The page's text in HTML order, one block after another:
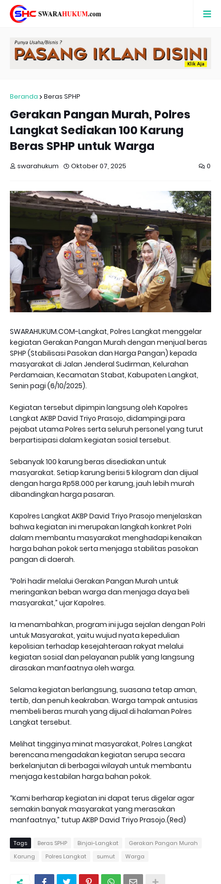
Beranda Beras SPHP
Gerakan Pangan Murah, Polres
Langkat Sediakan 100 Karung
Beras SPHP untuk Warga
swarahukum Oktober 07, 2025 0
SWARAHUKUM.COM-Langkat, Polres Langkat menggelar
kegiatan Gerakan Pangan Murah dengan menjual beras
SPHP (Stabilisasi Pasokan dan Harga Pangan) kepada
masyarakat di Jalan Jenderal Sudirman, Kelurahan
Perdamaian, Kecamatan Stabat, Kabupaten Langkat,
Senin pagi (6/10/2025).
Kegiatan tersebut dipimpin langsung oleh Kapolres
Langkat AKBP David Triyo Prasojo, didampingi para
pejabat utama Polres serta seluruh personel yang turut
berpartisipasi dalam kegiatan sosial tersebut.
Sebanyak 100 karung beras disediakan untuk
masyarakat. Setiap karung berisi 5 kilogram dan dijual
dengan harga Rp58.000 per karung, jauh lebih murah
dibandingkan harga pasaran.
Kapolres Langkat AKBP David Triyo Prasojo menjelaskan
bahwa kegiatan ini merupakan langkah konkret Polri
dalam membantu masyarakat menghadapi kenaikan
harga bahan pokok serta menjaga stabilitas pasokan
pangan di daerah.
“Polri hadir melalui Gerakan Pangan Murah untuk
meringankan beban warga dan menjaga daya beli
masyarakat,” ujar Kapolres.
Ia menambahkan, program ini juga sejalan dengan Polri
untuk Masyarakat, yaitu wujud nyata kepedulian
kepolisian terhadap kesejahteraan rakyat melalui
kegiatan sosial dan pelayanan publik yang langsung
dirasakan manfaatnya oleh warga.
Selama kegiatan berlangsung, suasana tetap aman,
tertib, dan penuh keakraban. Warga tampak antusias
membeli beras murah yang dijual di halaman Polres
Langkat tersebut.
Melihat tingginya minat masyarakat, Polres Langkat
berencana mengadakan kegiatan serupa secara
berkelanjutan di berbagai wilayah untuk membantu
menjaga kestabilan harga bahan pokok.
“Kami berharap kegiatan ini dapat terus digelar agar
semakin banyak masyarakat yang merasakan
manfaatnya,” tutup AKBP David Triyo Prasojo.(Red)
Tags Beras SPHP Binjai-Langkat
Gerakan Pangan Murah
Karung
Polres Langkat sumut Warga